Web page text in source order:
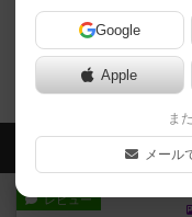
カワサキ
レビュー
Google
Apple
ま
メール